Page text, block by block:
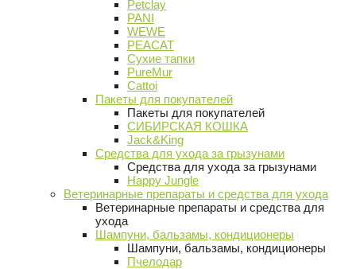
Petclay
PANI
WEWE
PEACAT
Сухие тапки
PureMur
Cattoi
Пакеты для покупателей
Пакеты для покупателей
СИБИРСКАЯ КОШКА
Jack&King
Средства для ухода за грызунами
Средства для ухода за грызунами
Happy Jungle
Ветеринарные препараты и средства для ухода
Ветеринарные препараты и средства для
ухода
Шампуни, бальзамы, кондиционеры
Шампуни, бальзамы, кондиционеры
Пчелодар